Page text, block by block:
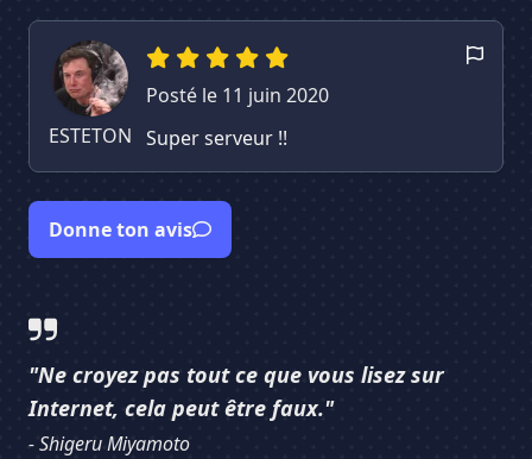
ESTETON
Posté le 11 juin 2020
Super serveur !!
Donne ton avis
"Ne croyez pas tout ce que vous lisez sur
Internet, cela peut être faux."
- Shigeru Miyamoto